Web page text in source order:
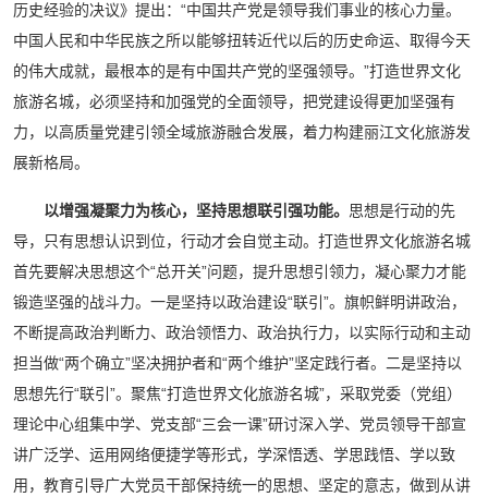
历史经验的决议》提出：“中国共产党是领导我们事业的核心力量。
中国人民和中华民族之所以能够扭转近代以后的历史命运、取得今天
的伟大成就，最根本的是有中国共产党的坚强领导。”打造世界文化
旅游名城，必须坚持和加强党的全面领导，把党建设得更加坚强有
力，以高质量党建引领全域旅游融合发展，着力构建丽江文化旅游发
展新格局。
以增强凝聚力为核心，坚持思想联引强功能。 思想是行动的先
导，只有思想认识到位，行动才会自觉主动。打造世界文化旅游名城
首先要解决思想这个“总开关”问题，提升思想引领力，凝心聚力才能
锻造坚强的战斗力。一是坚持以政治建设“联引”。旗帜鲜明讲政治，
不断提高政治判断力、政治领悟力、政治执行力，以实际行动和主动
担当做“两个确立”坚决拥护者和“两个维护”坚定践行者。二是坚持以
思想先行“联引”。聚焦“打造世界文化旅游名城”，采取党委（党组）
理论中心组集中学、党支部“三会一课”研讨深入学、党员领导干部宣
讲广泛学、运用网络便捷学等形式，学深悟透、学思践悟、学以致
用，教育引导广大党员干部保持统一的思想、坚定的意志，做到从讲